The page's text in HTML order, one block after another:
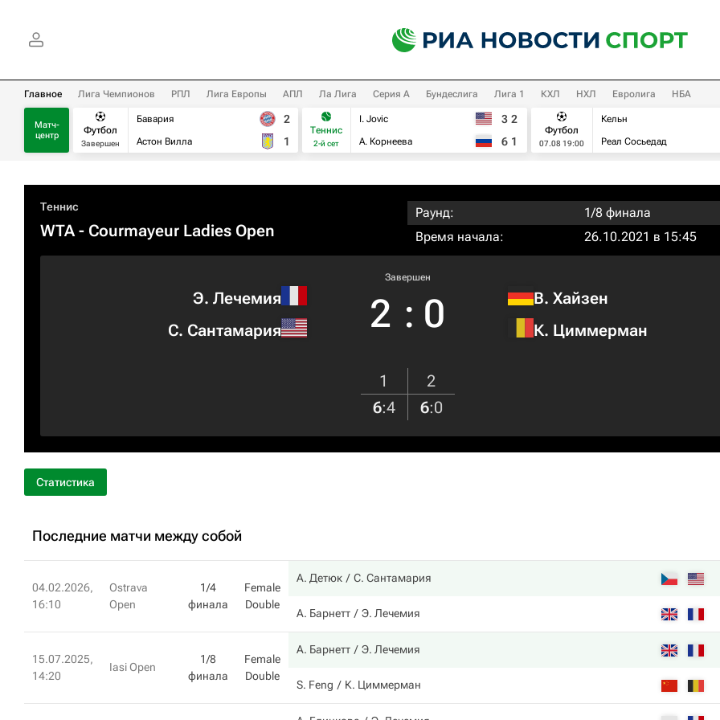
Главное Лига Чемпионов РПЛ Лига Европы АПЛ Ла Лига Серия А Бундеслига Лига 1 КХЛ НХЛ Евролига НБА
Матч-
центр
Футбол
Завершен
Бавария
Астон Вилла
2
1
Теннис
2-й сет
I. Jovic
А. Корнеева
3 2
6 1
Футбол
07.08 19:00
Кельн
Реал Сосьедад
Теннис
WTA- Courmayeur Ladies Open
Раунд:
1/8 финала
Время начала:
26.10.2021 в 15:45
Э. Лечемия
С. Сантамария
Завершен
2 : 0
В. Хайзен
К. Циммерман
1
2
6:4 6:0
Статистика
Последние матчи между собой
04.02.2026,
16:10
Ostrava
Open
1/4
финала
Female
Double
А. Детюк С. Сантамария
А. Барнетт Э. Лечемия
15.07.2025,
14:20
Iasi Open
1/8
финала
Female
Double
А. Барнетт Э. Лечемия
S. Feng К. Циммерман